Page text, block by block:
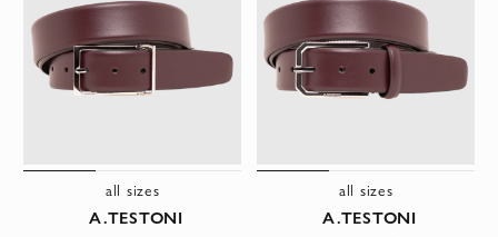
all sizes
A.TESTONI
all sizes
A.TESTONI